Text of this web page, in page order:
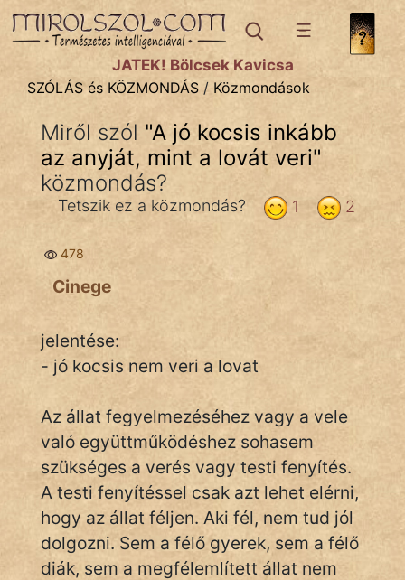
SZÓLÁS ÉS KÖZMONDÁStémák:
Bibliai
Közmondások
Rímelő
Szólások
Tréfás
IRODALOM
SZÓLÁS
KÖZMONDÁS
JÁTÉK! Bölcsek Kavicsa
SZÓLÁS és KÖZMONDÁS / Közmondások
Miről szól "A jó kocsis inkább
az anyját, mint a lovát veri"
közmondás?
2
1
Tetszik ez a közmondás?
478
Cinege
jelentése:
- jó kocsis nem veri a lovat
Az állat fegyelmezéséhez vagy a vele
való együttműködéshez sohasem
szükséges a verés vagy testi fenyítés.
A testi fenyítéssel csak azt lehet elérni,
hogy az állat féljen. Aki fél, nem tud jól
dolgozni. Sem a félő gyerek, sem a félő
diák, sem a megfélemlített állat nem